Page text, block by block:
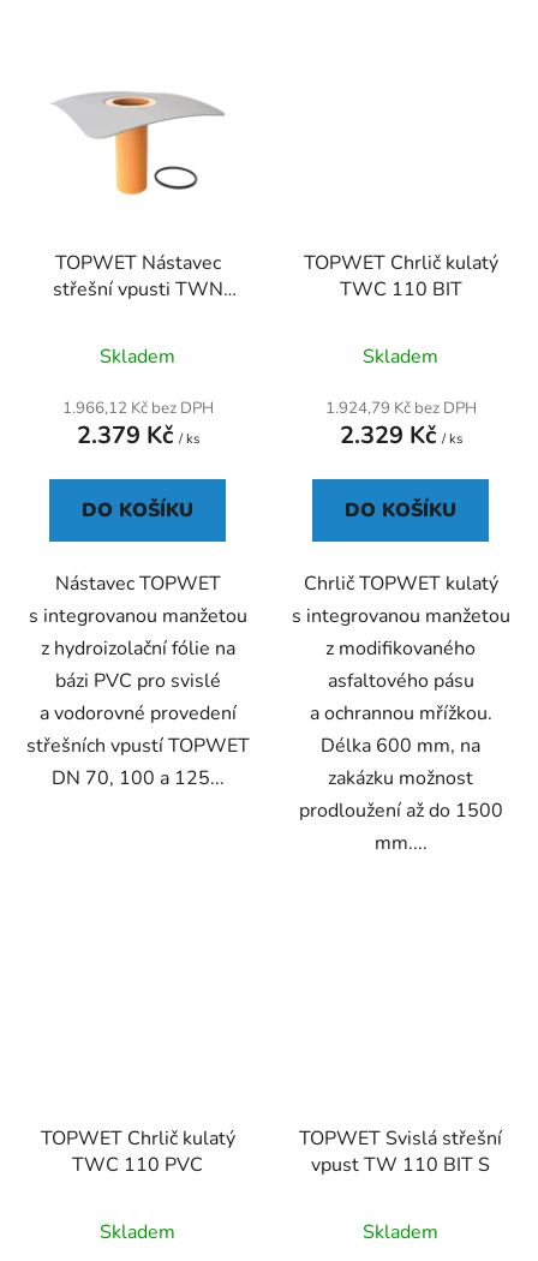
TOPWET Nástavec
střešní vpusti TWN
Skladem
1.966,12 Kč bez DPH
2.379 Kč / ks
DO KOŠÍKU
Nástavec TOPWET
s integrovanou manžetou
z hydroizolační fólie na
bázi PVC pro svislé
a vodorovné provedení
střešních vpustí TOPWET
DN 70, 100 a 125...
TOPWET Chrlič kulatý
TWC 110 BIT
Skladem
1.924,79 Kč bez DPH
2.329 Kč / ks
DO KOŠÍKU
Chrlič TOPWET kulatý
s integrovanou manžetou
z modifikovaného
asfaltového pásu
a ochrannou mřížkou.
Délka 600 mm, na
zakázku možnost
prodloužení až do 1500
mm....
TOPWET Chrlič kulatý
TWC 110 PVC
hodnocení
Skladem
TOPWET Svislá střešní
vpust TW 110 BIT S
Skladem